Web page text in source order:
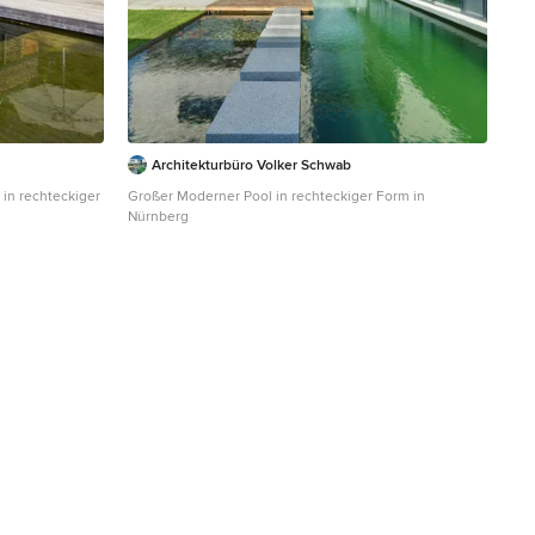
in rechteckiger
Architekturbüro Volker Schwab
Großer Moderner Pool in rechteckiger Form in
Nürnberg